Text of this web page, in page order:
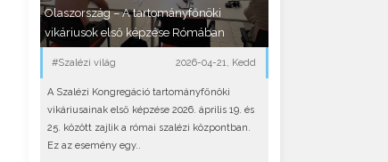
Olaszország – A tartományfőnöki
vikáriusok első képzése Rómában
#Szalézi világ 2026-04-21, Kedd
A Szalézi Kongregáció tartományfőnöki
vikáriusainak első képzése 2026. április 19. és
25. között zajlik a római szalézi központban.
Ez az esemény egy..